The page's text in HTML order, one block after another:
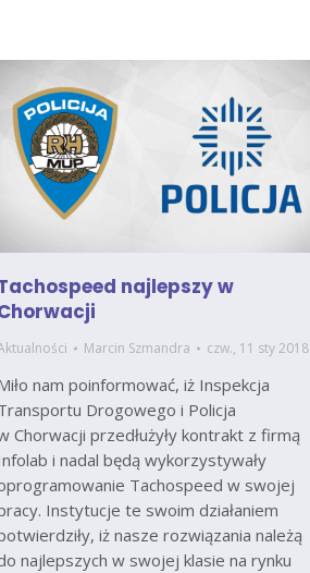
najlepszy w
Marcin Szmandra czw., 11 sty 2018
nam poinformować, iż Inspekcja
Drogowego i Policja
Chorwacji przedłużyły kontrakt z firmą
i nadal będą wykorzystywały
Tachospeed w swojej
Instytucje te swoim działaniem
iż nasze rozwiązania należą
najlepszych w swojej klasie na rynku